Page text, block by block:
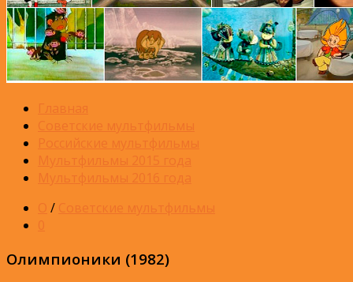
Главная
Советские мультфильмы
Российские мультфильмы
Мультфильмы 2015 года
Мультфильмы 2016 года
О / Советские мультфильмы
0
Олимпионики (1982)